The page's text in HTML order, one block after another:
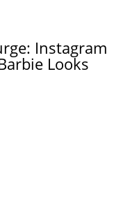
Instagram
Looks